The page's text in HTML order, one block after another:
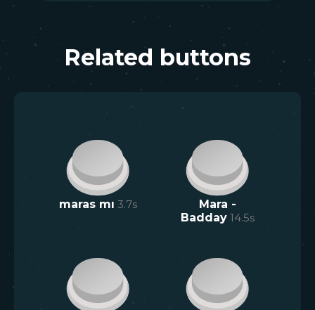
Related buttons
maras mı 3.7s
Mara -
Badday 14.5s